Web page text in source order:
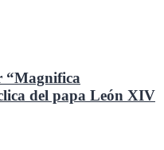
“Magnifica
del papa León XIV